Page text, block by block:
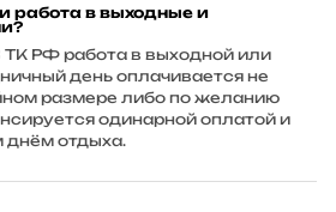
работа в выходные и
ТК РФ работа в выходной или
день оплачивается не
размере либо по желанию
одинарной оплатой и
отдыха.